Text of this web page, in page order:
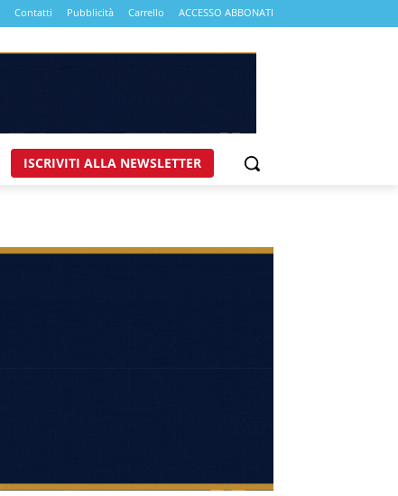
Contatti Pubblicità Carrello ACCESSO ABBONATI
ISCRIVITI ALLA NEWSLETTER